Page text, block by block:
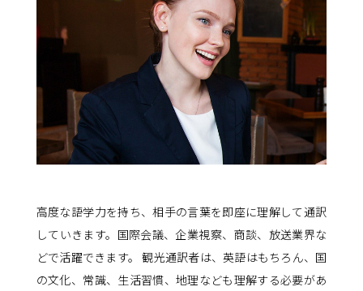
高度な語学力を持ち、相手の言葉を即座に理解して通訳
していきます。国際会議、企業視察、商談、放送業界な
どで活躍できます。 観光通訳者は、英語はもちろん、国
の文化、常識、生活習慣、地理なども理解する必要があ